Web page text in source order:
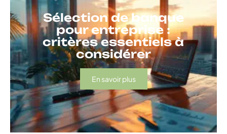
Sélection de banque
pour entreprise :
critères essentiels à
considérer
En savoir plus